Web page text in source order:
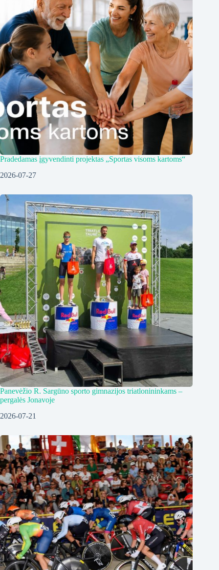
Pradedamas įgyvendinti projektas „Sportas visoms kartoms“
2026-07-27
Panevėžio R. Sargūno sporto gimnazijos triatlonininkams –
pergalės Jonavoje
2026-07-21